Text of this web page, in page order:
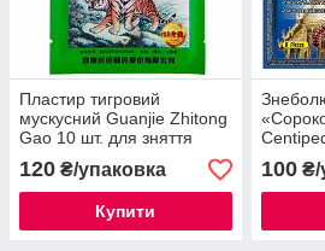
Пластир тигровий
мускусний Guanjie Zhitong
Gao 10 шт. для зняття
болю. Застосовується у
разі ревматизму,
радикуліту
120 ₴/упаковка
Купити
Patch (з
шиї,
100₴/